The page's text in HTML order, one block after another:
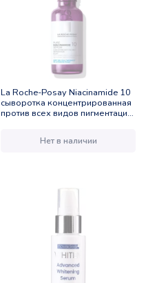
La Roche-Posay Niacinamide 10
сыворотка концентрированная
против всех видов пигментации
Нет в наличии